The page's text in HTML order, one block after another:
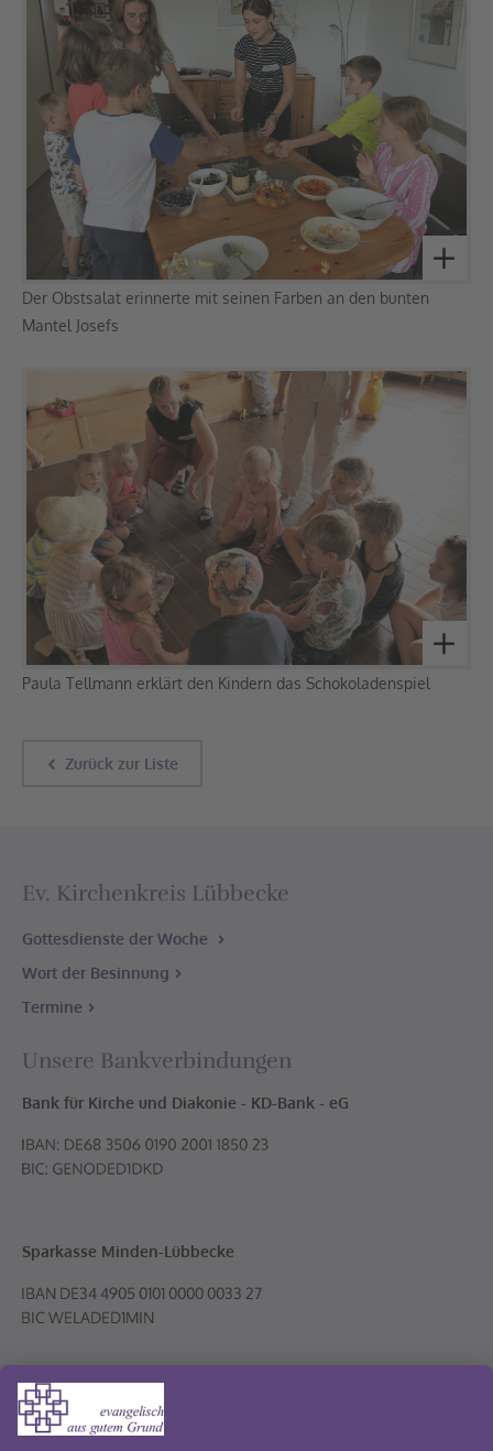
Der Obstsalat erinnerte mit seinen Farben an den bunten
Mantel Josefs
Paula Tellmann erklärt den Kindern das Schokoladenspiel
Zurück zur Liste
Ev. Kirchenkreis Lübbecke
Gottesdienste der Woche
Wort der Besinnung
Termine
Unsere Bankverbindungen
Bank für Kirche und Diakonie - KD-Bank - eG
Sparkasse Minden-Lübbecke
Volksbank PLUS eG